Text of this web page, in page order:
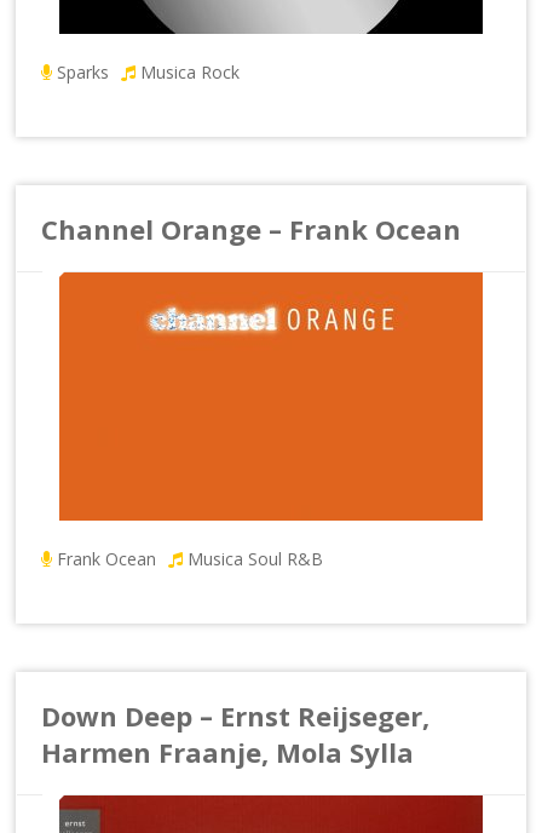
Sparks Musica Rock
Channel Orange – Frank Ocean
Frank Ocean Musica Soul R&B
Down Deep – Ernst Reijseger,
Harmen Fraanje, Mola Sylla